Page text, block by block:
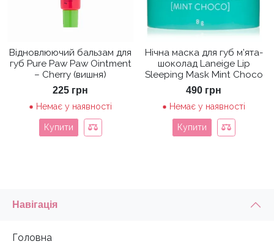
Відновлюючий бальзам для
губ Pure Paw Paw Ointment
– Cherry (вишня)
225 грн
Немає у наявності
Купити
Нічна маска для губ м’ята-
шоколад Laneige Lip
Sleeping Mask Mint Choco
490 грн
Немає у наявності
Купити
Навігація
Головна